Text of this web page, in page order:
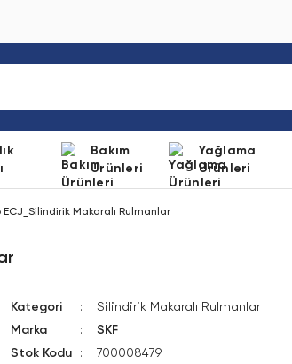
Bakım
Ürünleri
Yağlama
Ürünleri
ECJ_Silindirik Makaralı Rulmanlar
Kategori
Silindirik Makaralı Rulmanlar
Marka
SKF
Stok Kodu
700008479